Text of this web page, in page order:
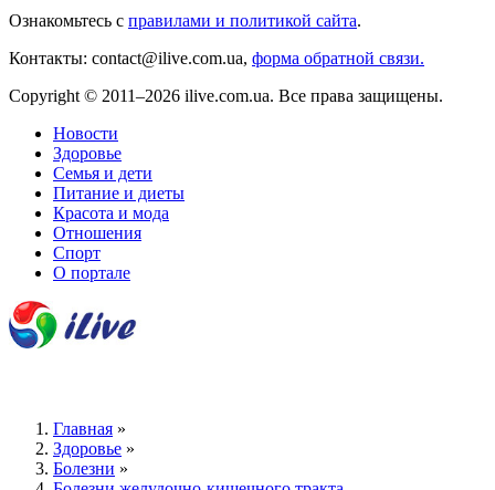
Ознакомьтесь с правилами и политикой сайта.
Контакты: contact@ilive.com.ua, форма обратной связи.
Copyright © 2011–2026 ilive.com.ua. Все права защищены.
Новости
Здоровье
Семья и дети
Питание и диеты
Красота и мода
Отношения
Спорт
О портале
Главная »
Здоровье »
Болезни »